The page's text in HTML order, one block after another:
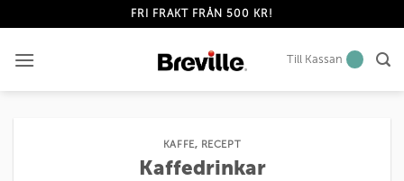
to
content
FRI FRAKT FRÅN 500 KR!
Till Kassan
KAFFE, RECEPT
Kaffedrinkar